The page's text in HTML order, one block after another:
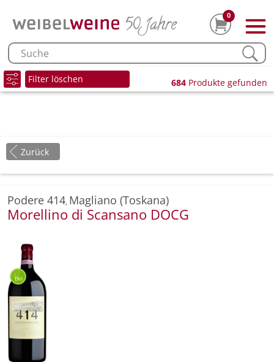
0
Filter löschen 684 Produkte gefunden
Zurück
Podere 414, Magliano (Toskana)
Morellino di Scansano DOCG